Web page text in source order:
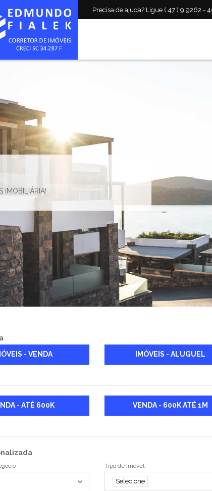
Precisa de ajuda? Ligue ( 47 ) 9 9262 -
SONHA, NÓS REALIZAMOS!
- VENDA IMÓVEIS - ALUGUEL
- ATÉ 600K VENDA - 600K ATÉ 1M
Tipo de imóvel
Selecione